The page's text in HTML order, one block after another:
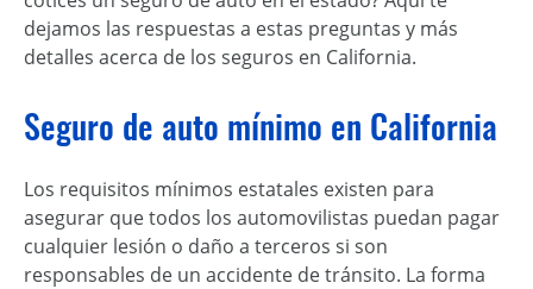
dejamos las respuestas a estas preguntas y más
detalles acerca de los seguros en California.
Seguro de auto mínimo en California
Los requisitos mínimos estatales existen para
asegurar que todos los automovilistas puedan pagar
cualquier lesión o daño a terceros si son
responsables de un accidente de tránsito. La forma